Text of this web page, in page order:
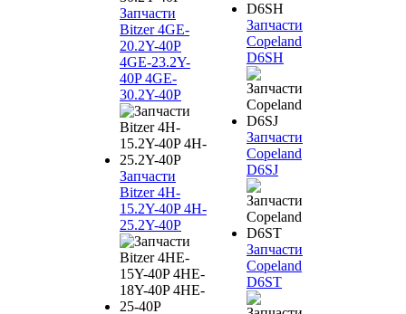
Запчасти
Bitzer 4GE-
20.2Y-40P
4GE-23.2Y-
40P 4GE-
30.2Y-40P
Запчасти
Bitzer 4H-
15.2Y-40P 4H-
25.2Y-40P
Запчасти
Copeland
D6SH
Запчасти
Copeland
D6SJ
Запчасти
Copeland
D6ST